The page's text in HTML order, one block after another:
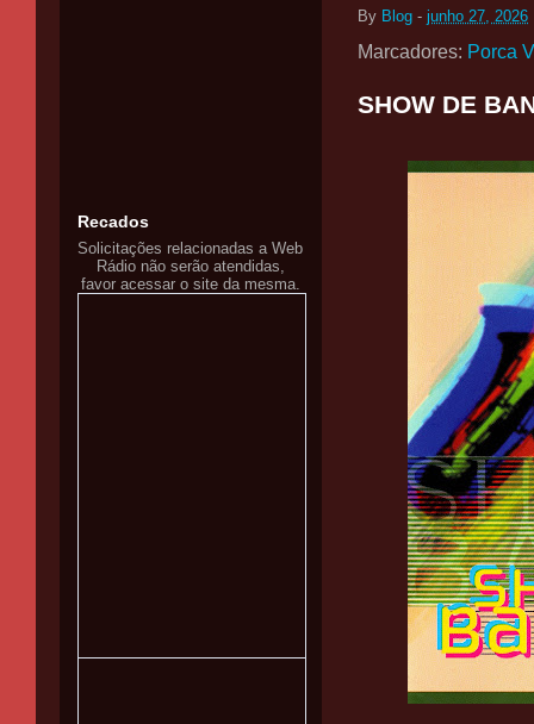
By Blog - junho 27, 2026
Marcadores: Porca
SHOW DE
Recados
Solicitações relacionadas a Web
Rádio não serão atendidas,
favor acessar o site da mesma.